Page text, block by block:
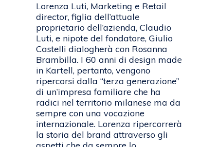
Lorenza Luti, Marketing e Retail
director, figlia dell’attuale
proprietario dell’azienda, Claudio
Luti, e nipote del fondatore, Giulio
Castelli dialogherà con Rosanna
Brambilla. I 60 anni di design made
in Kartell, pertanto, vengono
ripercorsi dalla “terza generazione”
di un’impresa familiare che ha
radici nel territorio milanese ma da
sempre con una vocazione
internazionale. Lorenza ripercorrerà
la storia del brand attraverso gli